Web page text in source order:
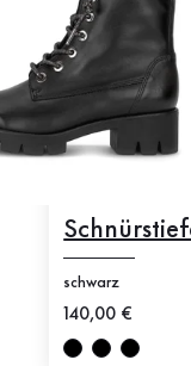
schwarz
Neuer Preis
140,00 €